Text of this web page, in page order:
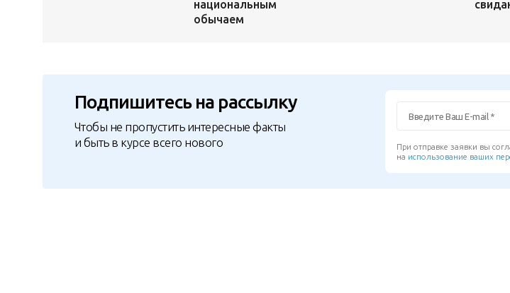
национальным
обычаем
Подпишитесь на рассылку
Чтобы не пропустить интересные факты
и быть в курсе всего нового
При отправке заявки вы
на использование ваших